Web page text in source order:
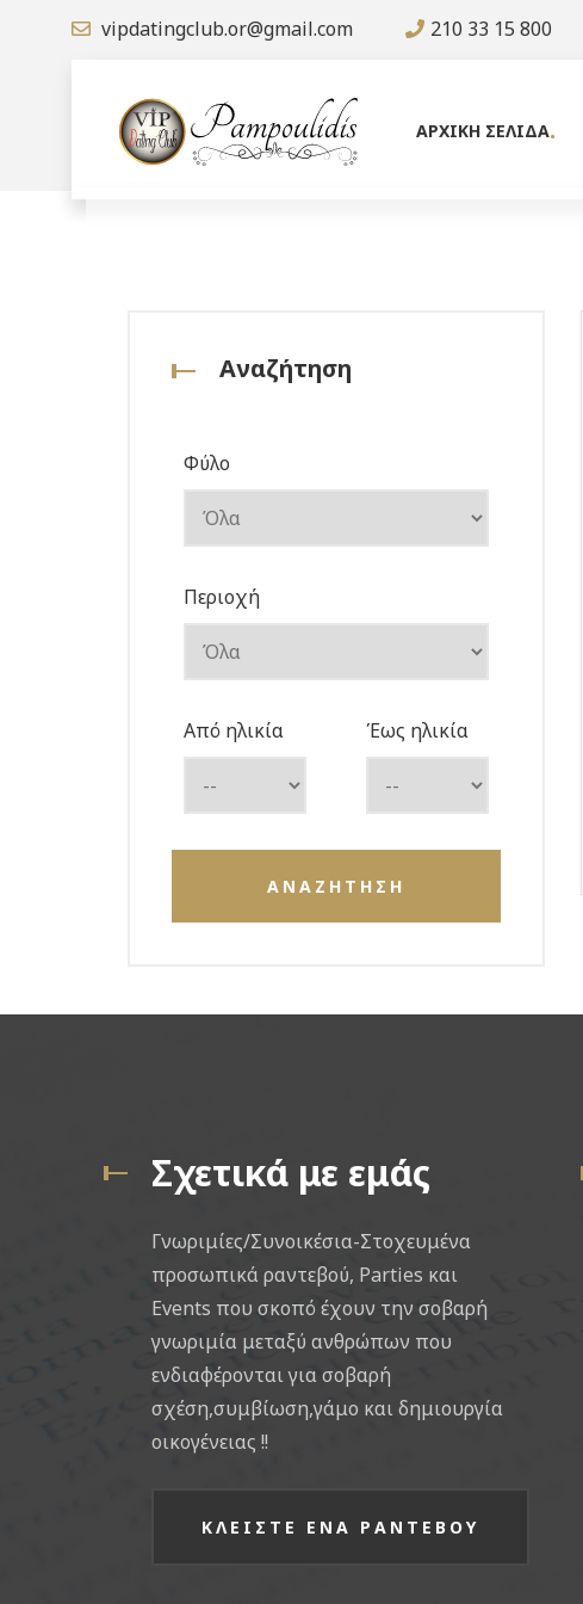
vipdatingclub.or@gmail.com 210 33 15 800
ΑΡΧΙΚΗ ΣΕΛΙΔΑ
Αναζήτηση
Φύλο
Περιοχή
Από ηλικία Έως ηλικία
ΑΝΑΖΗΤΗΣΗ
Σχετικά με εμάς
Γνωριμίες/Συνοικέσια-Στοχευμένα
προσωπικά ραντεβού, Parties και
Events που σκοπό έχουν την σοβαρή
γνωριμία μεταξύ ανθρώπων που
ενδιαφέρονται για σοβαρή
σχέση,συμβίωση,γάμο και δημιουργία
οικογένειας !!
ΚΛΕΙΣΤΕ ΕΝΑ ΡΑΝΤΕΒΟΥ